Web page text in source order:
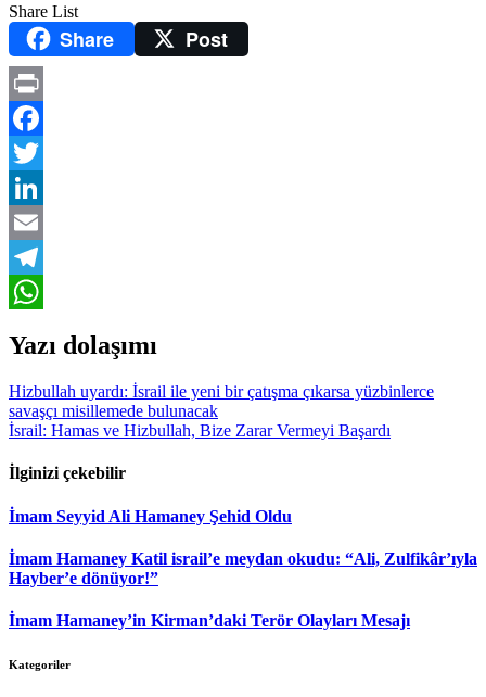
Share List
Share Post
Print
Facebook
Twitter
LinkedIn
Email
Telegram
Yazı dolaşımı
Hizbullah uyardı: İsrail ile yeni bir çatışma çıkarsa yüzbinlerce
savaşçı misillemede bulunacak
İsrail: Hamas ve Hizbullah, Bize Zarar Vermeyi Başardı
İlginizi çekebilir
İmam Seyyid Ali Hamaney Şehid Oldu
İmam Hamaney Katil israil’e meydan okudu: “Ali, Zulfikâr’ıyla
Hayber’e dönüyor!”
İmam Hamaney’in Kirman’daki Terör Olayları Mesajı
Kategoriler